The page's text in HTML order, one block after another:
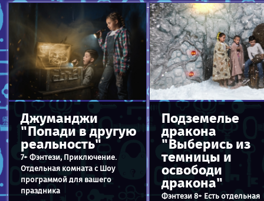
Джуманджи
"Попади в другую
реальность"
7+ Фэнтези, Приключение.
Отдельная комната с Шоу
программой для вашего
праздника
Подземелье
дракона
"Выберись из
темницы и
освободи
дракона"
Фэнтези 8+ Есть отдельная